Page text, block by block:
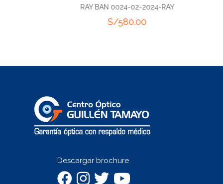
RAY BAN 0024-02-2024-RAY
580.00
Descargar brochure